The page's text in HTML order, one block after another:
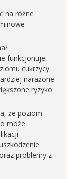
na różne
funkcjonuje
cukrzycy.
narażone
ryzyko
że poziom
może
problemy z